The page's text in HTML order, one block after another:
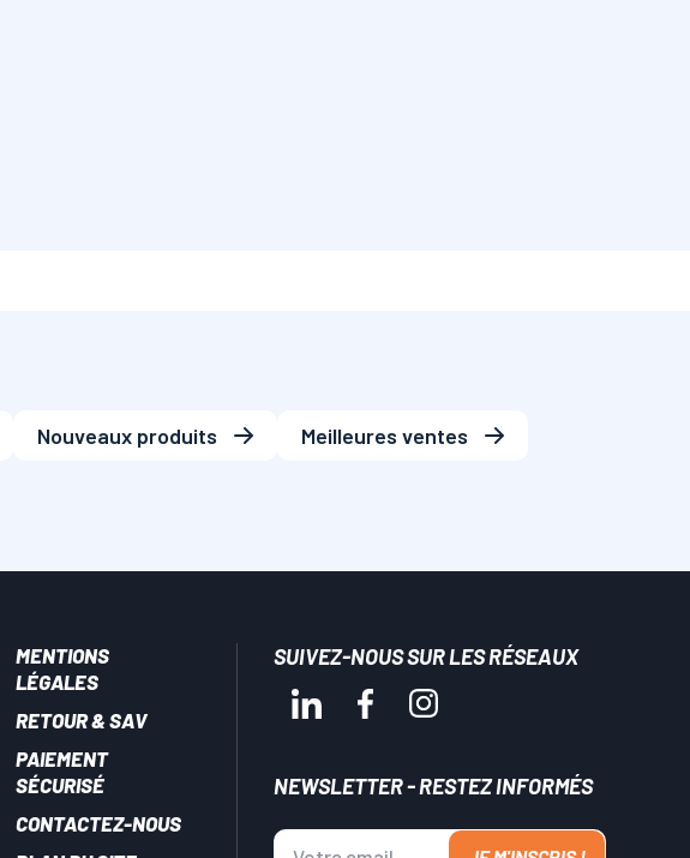
Nouveaux produits
Meilleures ventes
MENTIONS
LÉGALES
RETOUR & SAV
PAIEMENT
SÉCURISÉ
CONTACTEZ-NOUS
SUIVEZ-NOUS SUR LES RÉSEAUX
NEWSLETTER - RESTEZ INFORMÉS